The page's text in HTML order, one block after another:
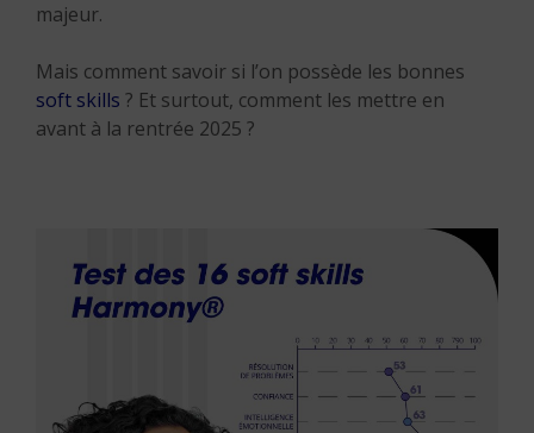
majeur.
Mais comment savoir si l’on possède les bonnes
soft skills ? Et surtout, comment les mettre en
avant à la rentrée 2025 ?